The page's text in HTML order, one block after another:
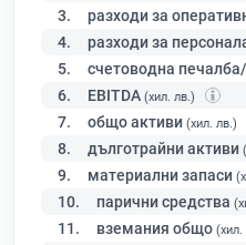
3. разходи за
4. разходи за
5. счетоводна
6. EBITDA (хил. лв.)
7. общо активи (хил. лв.)
8. дълготрайни активи
9. материални запаси
10. парични средства
11. вземания общо (хил.